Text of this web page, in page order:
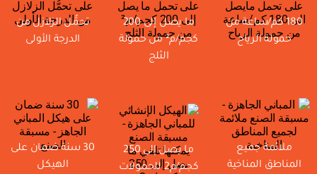
180 كم/ساعة من
حمولة الرياح
ما يصل إلى 200
كجم/م² من حمولة
الثلج
تحمُّل الزلازل من
الدرجة الأولى
ملائمة جميع
المناطق المناخية
ما يصل إلى 250
كجم/م2 للحمولات
30 سنة ضمان على
الهيكل